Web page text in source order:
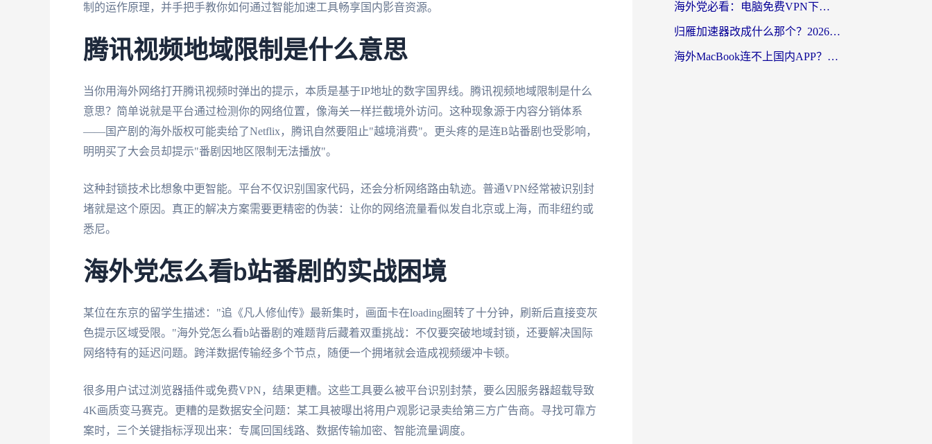
制的运作原理，并手把手教你如何通过智能加速工具畅享国内影音资源。
腾讯视频地域限制是什么意思
当你用海外网络打开腾讯视频时弹出的提示，本质是基于IP地址的数字国界线。腾讯视频地域限制是什么
意思？简单说就是平台通过检测你的网络位置，像海关一样拦截境外访问。这种现象源于内容分销体系
——国产剧的海外版权可能卖给了Netflix，腾讯自然要阻止"越境消费"。更头疼的是连B站番剧也受影响，
明明买了大会员却提示"番剧因地区限制无法播放"。
这种封锁技术比想象中更智能。平台不仅识别国家代码，还会分析网络路由轨迹。普通VPN经常被识别封
堵就是这个原因。真正的解决方案需要更精密的伪装：让你的网络流量看似发自北京或上海，而非纽约或
悉尼。
海外党怎么看b站番剧的实战困境
某位在东京的留学生描述："追《凡人修仙传》最新集时，画面卡在loading圈转了十分钟，刷新后直接变灰
色提示区域受限。"海外党怎么看b站番剧的难题背后藏着双重挑战：不仅要突破地域封锁，还要解决国际
网络特有的延迟问题。跨洋数据传输经多个节点，随便一个拥堵就会造成视频缓冲卡顿。
很多用户试过浏览器插件或免费VPN，结果更糟。这些工具要么被平台识别封禁，要么因服务器超载导致
4K画质变马赛克。更糟的是数据安全问题：某工具被曝出将用户观影记录卖给第三方广告商。寻找可靠方
案时，三个关键指标浮现出来：专属回国线路、数据传输加密、智能流量调度。
海外党必看：电脑免费VPN下载指南+回国加速器选择全攻略，告别地区限制
归雁加速器改成什么那个？2026海外党回国加速全攻略：告别地区限制，轻松刷剧玩游戏
海外MacBook连不上国内APP？选对回国VPN，告别地区限制的烦恼